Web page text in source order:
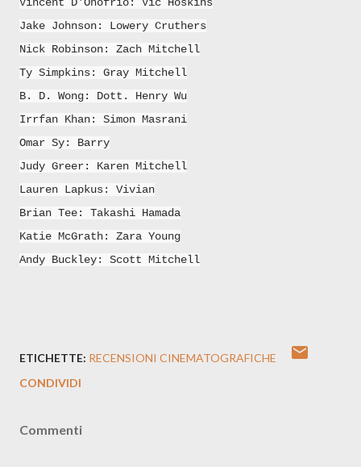
Jake Johnson: Lowery Cruthers
Nick Robinson: Zach Mitchell
Ty Simpkins: Gray Mitchell
B. D. Wong:
Dott. Henry Wu
Irrfan Khan: Simon Masrani
Omar Sy: Barry
Judy Greer: Karen Mitchell
Lauren Lapkus: Vivian
Brian Tee: Takashi Hamada
Katie McGrath: Zara Young
Andy Buckley: Scott Mitchell
ETICHETTE: RECENSIONI CINEMATOGRAFICHE
CONDIVIDI
Commenti